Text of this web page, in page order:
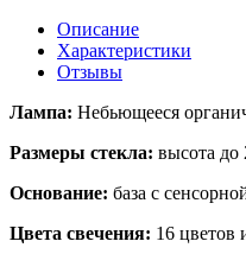
Описание
Характеристики
Отзывы
Лампа: Небьющееся
Размеры стекла: высота
Основание: база с
Цвета свечения: 16 цветов